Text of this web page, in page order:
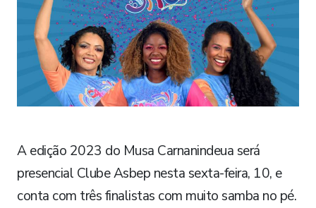
A edição 2023 do Musa Carnanindeua será
presencial Clube Asbep nesta sexta-feira, 10, e
conta com três finalistas com muito samba no pé.